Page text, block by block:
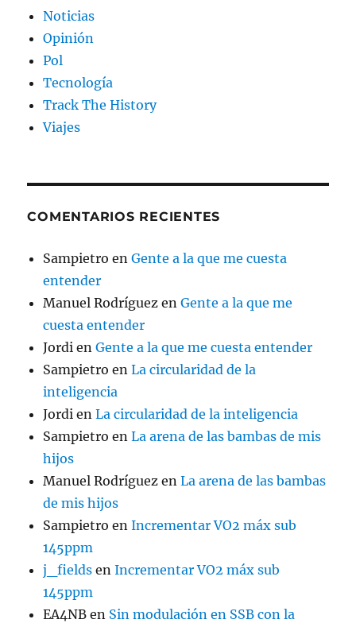
Noticias
Opinión
Pol
Tecnología
Track The History
Viajes
COMENTARIOS RECIENTES
Sampietro enGente a la que me cuesta
entender
Manuel Rodríguez enGente a la que me
cuesta entender
Jordi enGente a la que me cuesta entender
Sampietro enLa circularidad de la
inteligencia
Jordi enLa circularidad de la inteligencia
Sampietro enLa arena de las bambas de mis
hijos
Manuel Rodríguez enLa arena de las bambas
de mis hijos
Sampietro enIncrementar VO2 máx sub
145ppm
j_fields enIncrementar VO2 máx sub
145ppm
EA4NB en Sin modulación en SSB con la